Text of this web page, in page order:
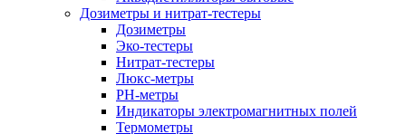
Дозиметры и нитрат-тестеры
Дозиметры
Эко-тестеры
Нитрат-тестеры
Люкс-метры
РН-метры
Индикаторы электромагнитных полей
Термометры